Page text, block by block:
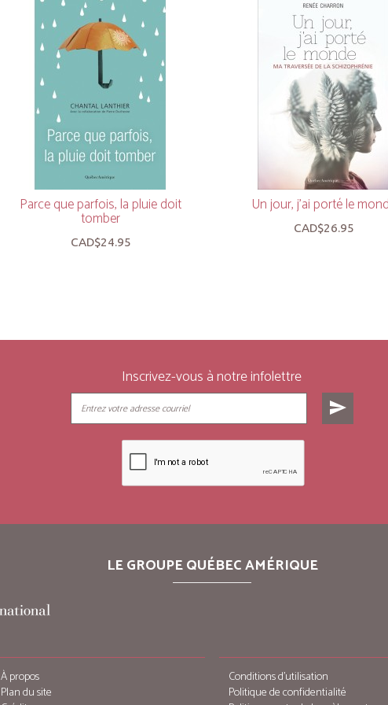
Parce que parfois, la pluie doit
tomber
CAD$24.95
Un jour, j’ai porté le
CAD$26.95
Inscrivez-vous à notre infolettre
send
LE GROUPE QUÉBEC AMÉRIQUE
À propos
Plan du site
Conditions d’utilisation
Politique de confidentialité